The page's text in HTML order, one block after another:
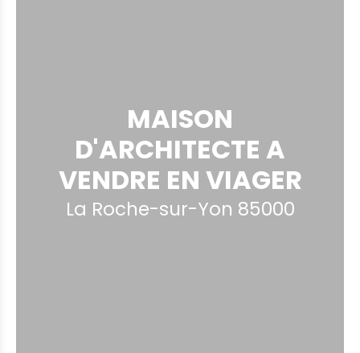
MAISON
D'ARCHITECTE A
VENDRE EN VIAGER
La Roche-sur-Yon 85000